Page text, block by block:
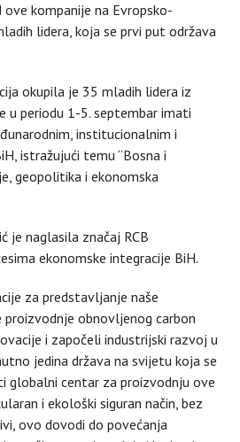
kompanije na Evropsko-
lidera, koja se prvi put održava
okupila je 35 mladih lidera iz
u periodu 1-5. septembar imati
institucionalnim i
istražujući temu “Bosna i
geopolitika i ekonomska
je naglasila značaj RCB
ekonomske integracije BiH.
za predstavljanje naše
obnovljenog carbon
i započeli industrijski razvoj u
jedina država na svijetu koja se
globalni centar za proizvodnju ove
i ekološki siguran način, bez
ovo dovodi do povećanja